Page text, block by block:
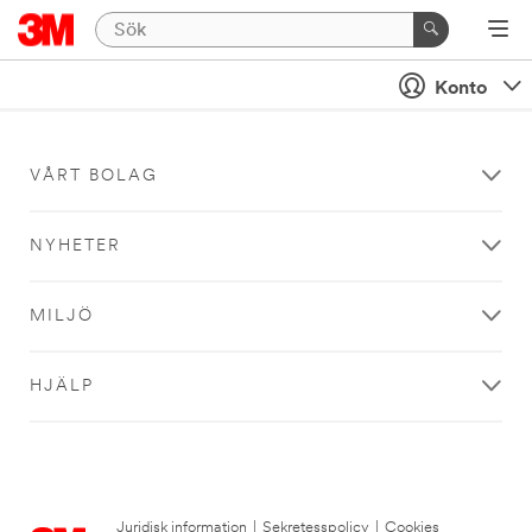
Konto
VÅRT BOLAG
NYHETER
MILJÖ
HJÄLP
Juridisk information Sekretesspolicy Cookies